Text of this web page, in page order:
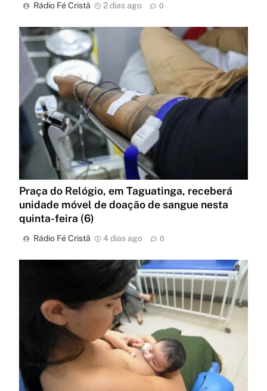
Rádio Fé Cristã 2 dias ago 0
Praça do Relógio, em Taguatinga, receberá
unidade móvel de doação de sangue nesta
quinta-feira (6)
Rádio Fé Cristã 4 dias ago 0